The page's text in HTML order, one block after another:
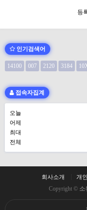
등
인기검색어
14100 007 2120 3184
접속자집계
오늘
어제
최대
전체
회사소개 개
Copyright © 소